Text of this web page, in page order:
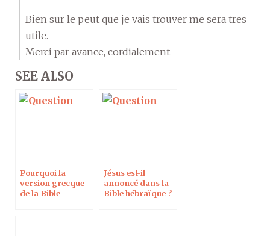
Bien sur le peut que je vais trouver me sera tres
utile.
Merci par avance, cordialement
SEE ALSO
Pourquoi la
version grecque
de la Bible
Jésus est-il
annoncé dans la
Bible hébraïque ?